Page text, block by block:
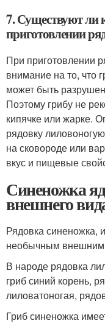
7. Существуют ли
приготовлении
При приготовлении
внимание на то, что
может быть
Поэтому грибу не
кипячке или жарке.
рядовку
на сковороде или
вкус и пищевые
Синеножка
внешнего
Рядовка синеножка,
необычным
В народе рядовка
гриб синий корень,
лиловатоногая,
Гриб синеножка